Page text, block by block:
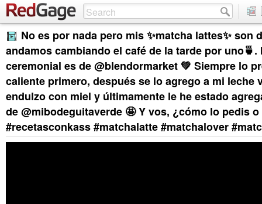
No es por nada pero mis ✨matcha lattes✨ son
andamos cambiando el café de la tarde por uno🍵.
ceremonial es de @blendormarket 💚 Siempre lo
caliente primero, después se lo agrego a mi leche
endulzo con miel y últimamente le he estado
de @mibodeguitaverde 🤩 Y vos, ¿cómo lo pedis
#recetasconkass #matchalatte #matchalover